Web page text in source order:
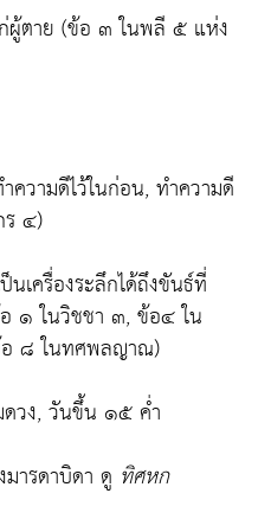
ผู้ตาย (ข้อ ๓ ในพลี ๕ แห่ง
ความดีไว้ในก่อน, ทำความดี
๔)
นเครื่องระลึกได้ถึงขันธ์ที่
๑ ในวิชชา ๓, ข้อ๔ ใน
๘ ในทศพลญาณ)
วง, วันขึ้น ๑๕ ค่ำ
ารดาบิดา ดู ทิศหก